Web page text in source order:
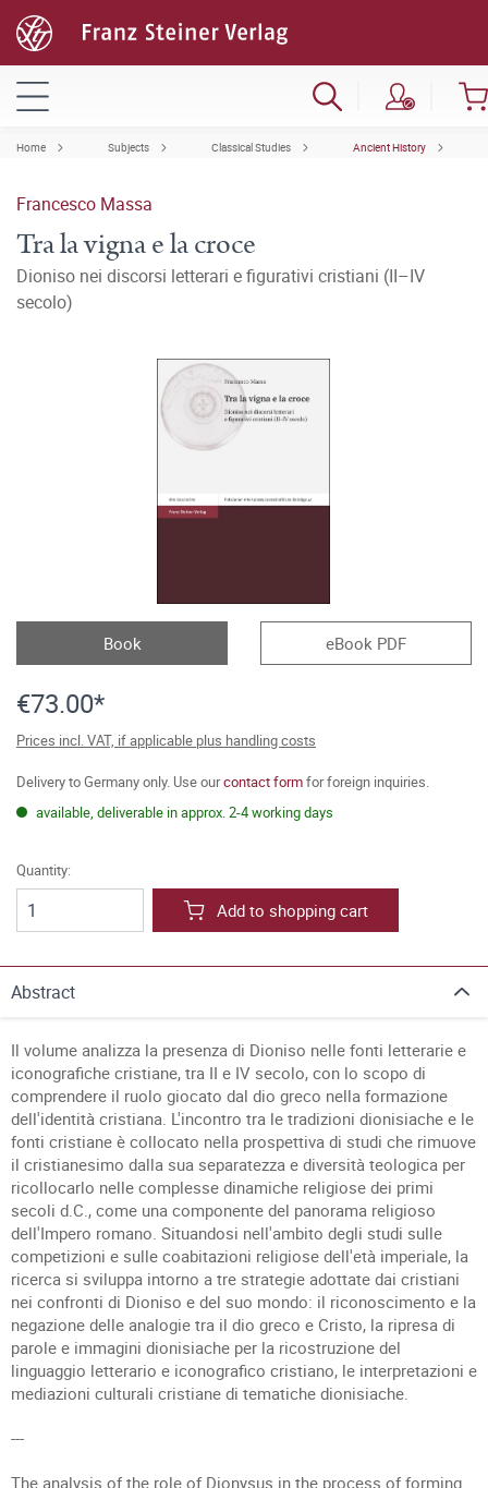
Home Subjects Classical Studies Ancient History
Francesco Massa
Tra la vigna e la croce
Dioniso nei discorsi letterari e figurativi cristiani (II–IV
secolo)
Book eBook PDF
€73.00*
Prices incl. VAT, if applicable plus handling costs
Delivery to Germany only. Use ourcontact formfor foreign inquiries.
available, deliverable in approx. 2-4 working days
Quantity:
Add to shopping cart
Abstract
Il volume analizza la presenza di Dioniso nelle fonti letterarie e
iconografiche cristiane, tra II e IV secolo, con lo scopo di
comprendere il ruolo giocato dal dio greco nella formazione
dell'identità cristiana. L'incontro tra le tradizioni dionisiache e le
fonti cristiane è collocato nella prospettiva di studi che rimuove
il cristianesimo dalla sua separatezza e diversità teologica per
ricollocarlo nelle complesse dinamiche religiose dei primi
secoli d.C., come una componente del panorama religioso
dell'Impero romano. Situandosi nell'ambito degli studi sulle
competizioni e sulle coabitazioni religiose dell'età imperiale, la
ricerca si sviluppa intorno a tre strategie adottate dai cristiani
nei confronti di Dioniso e del suo mondo: il riconoscimento e la
negazione delle analogie tra il dio greco e Cristo, la ripresa di
parole e immagini dionisiache per la ricostruzione del
linguaggio letterario e iconografico cristiano, le interpretazioni e
mediazioni culturali cristiane di tematiche dionisiache.
---
The analysis of the role of Dionysus in the process of forming